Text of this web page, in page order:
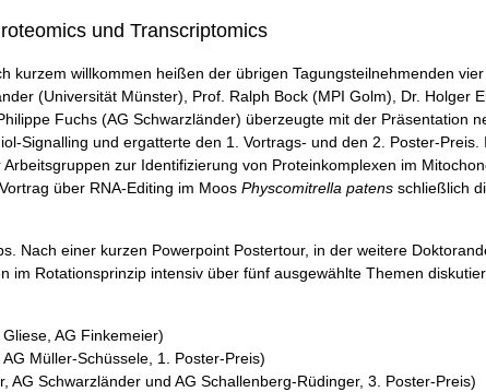
und Transcriptomics
kurzem willkommen heißen der übrigen Tagungsteilnehmenden
(Universität Münster), Prof. Ralph Bock (MPI Golm), Dr. Holger
Fuchs (AG Schwarzländer) überzeugte mit der Präsentation
Signalling und ergatterte den 1. Vortrags- und den 2. Poster-
zur Identifizierung von Proteinkomplexen im
über RNA-Editing im MoosPhyscomitrella patens schließlich
Nach einer kurzen Powerpoint Postertour, in der weitere
im Rotationsprinzip intensiv über fünf ausgewählte Themen
AG Finkemeier)
Müller-Schüssele, 1. Poster-Preis)
AG Schwarzländer und AG Schallenberg-Rüdinger, 3. Poster-Preis)